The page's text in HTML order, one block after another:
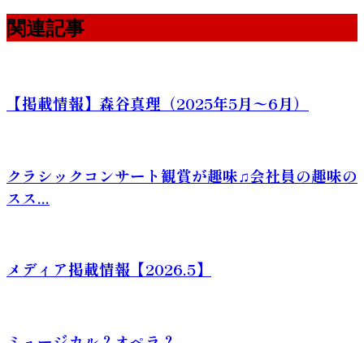
関連記事
【掲載情報】森谷真理（2025年5月〜6月）
クラシックコンサート観賞が趣味♫会社員の趣味の
スス...
メディア掲載情報【2026.5】